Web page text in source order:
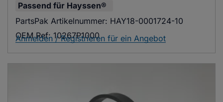
Passend für Hayssen®
PartsPak Artikelnummer: HAY18-0001724-10
OEM Ref: 10267P1000
Anmelden / Registrieren für ein Angebot